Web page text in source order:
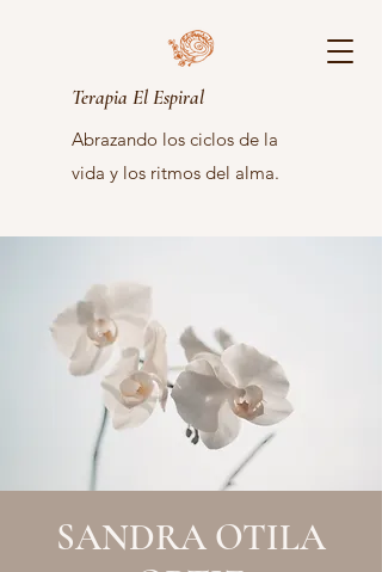
Terapia El Espiral
Abrazando los ciclos de la
vida y los ritmos del alma.
SANDRA OTILA